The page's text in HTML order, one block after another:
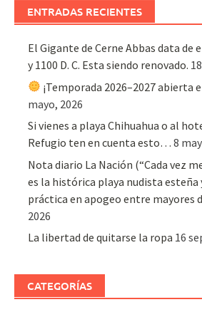
ENTRADAS RECIENTES
El Gigante de Cerne Abbas data de
y 1100 D. C. Esta siendo renovado.
¡Temporada 2026–2027 abierta
mayo, 2026
Si vienes a playa Chihuahua o al
Refugio ten en cuenta esto… 8
Nota diario La Nación (“Cada vez
es la histórica playa nudista esteña
práctica en apogeo entre mayores
2026
La libertad de quitarse la ropa 16
CATEGORÍAS